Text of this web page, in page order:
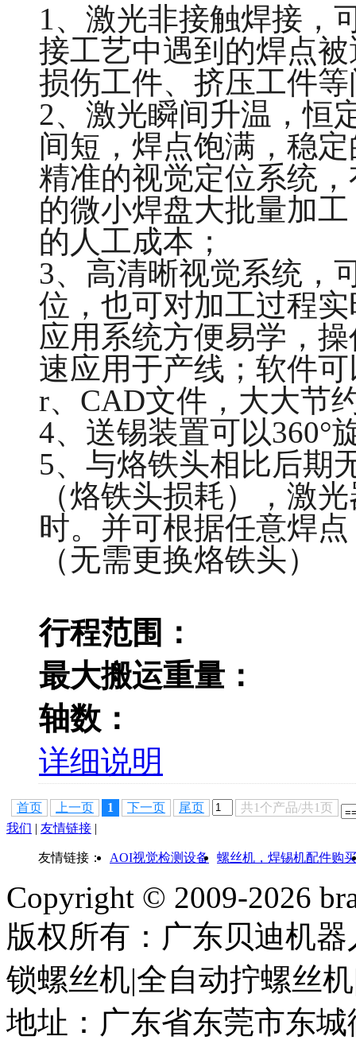
1、激光非接触焊接，
接工艺中遇到的焊点
损伤工件、挤压工件
2、激光瞬间升温，恒
间短，焊点饱满，稳
精准的视觉定位系统
的微小焊盘大批量加
的人工成本；
3、高清晰视觉系统，
位，也可对加工过程
应用系统方便易学，
速应用于产线；软件可
r、CAD文件，大大节
4、送锡装置可以360°
5、与烙铁头相比后期
（烙铁头损耗），激
时。并可根据任意焊
（无需更换烙铁头）
行程范围：
最大搬运重量：
轴数：
详细说明
首页 上一页 1 下一页 尾页
共1个产品/共1页
我们 | 友情链接 |
友情链接： AOI视觉检测设备 螺丝机，焊锡机配件购买
Copyright © 2009-2026
版权所有：广东贝迪机
锁螺丝机|全自动拧螺丝
地址：广东省东莞市东